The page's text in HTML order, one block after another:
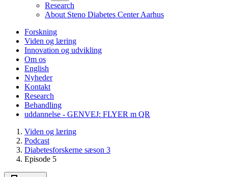
Research
About Steno Diabetes Center Aarhus
Forskning
Viden og læring
Innovation og udvikling
Om os
English
Nyheder
Kontakt
Research
Behandling
uddannelse - GENVEJ: FLYER m QR
Viden og læring
Podcast
Diabetesforskerne sæson 3
Episode 5